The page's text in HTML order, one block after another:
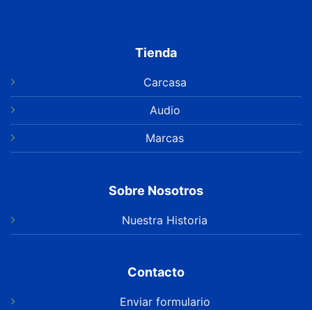
Tienda
Carcasa
Audio
Marcas
Sobre Nosotros
Nuestra Historia
Contacto
Enviar formulario